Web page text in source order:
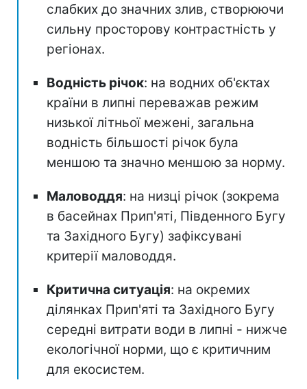
слабких до значних злив, створюючи
сильну просторову контрастність у
регіонах.
Водність річок: на водних об'єктах
країни в липні переважав режим
низької літньої межені, загальна
водність більшості річок була
меншою та значно меншою за норму.
Маловоддя: на низці річок (зокрема
в басейнах Прип'яті, Південного Бугу
та Західного Бугу) зафіксувані
критерії маловоддя.
Критична ситуація: на окремих
ділянках Прип'яті та Західного Бугу
середні витрати води в липні - нижче
екологічної норми, що є критичним
для екосистем.